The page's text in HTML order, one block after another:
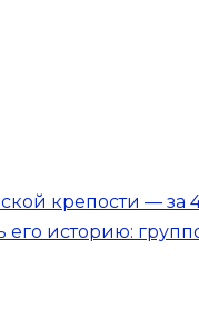
крепости — за
историю: